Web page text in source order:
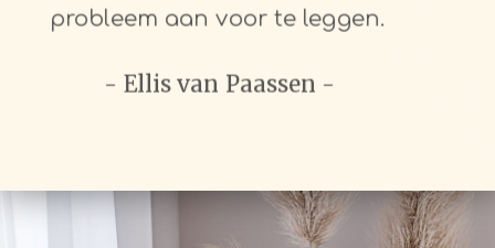
probleem aan voor te leggen.
- Ellis van Paassen -